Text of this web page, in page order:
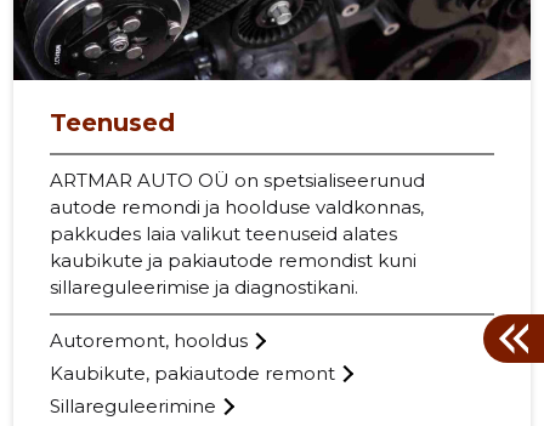
Teenused
ARTMAR AUTO OÜ on spetsialiseerunud
autode remondi ja hoolduse valdkonnas,
pakkudes laia valikut teenuseid alates
kaubikute ja pakiautode remondist kuni
sillareguleerimise ja diagnostikani.
Autoremont, hooldus
Kaubikute, pakiautode remont
Sillareguleerimine